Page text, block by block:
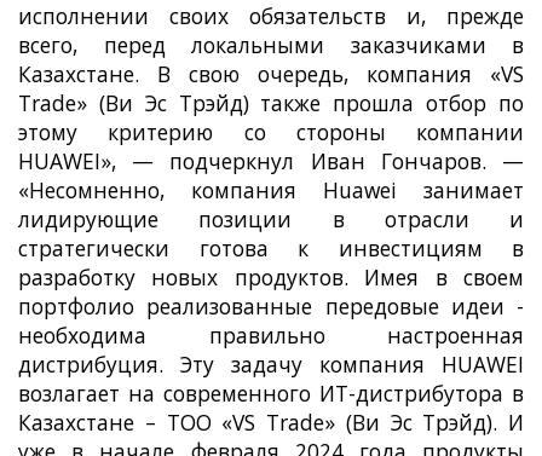
исполнении своих обязательств и, прежде
всего, перед локальными заказчиками в
Казахстане. В свою очередь, компания «VS
Trade» (Ви Эс Трэйд) также прошла отбор по
этому критерию со стороны компании
HUAWEI», — подчеркнул Иван Гончаров. —
«Несомненно, компания Huawei занимает
лидирующие позиции в отрасли и
стратегически готова к инвестициям в
разработку новых продуктов. Имея в своем
портфолио реализованные передовые идеи -
необходима правильно настроенная
дистрибуция. Эту задачу компания HUAWEI
возлагает на современного ИТ-дистрибутора в
Казахстане – ТОО «VS Trade» (Ви Эс Трэйд). И